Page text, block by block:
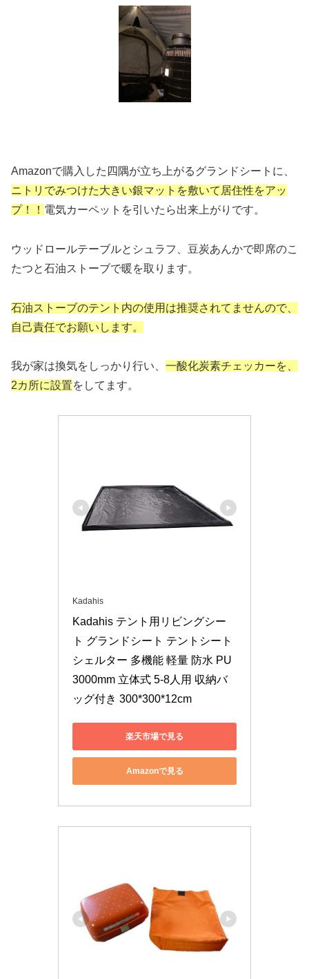
Amazonで購入した四隅が立ち上がるグランドシートに、
ニトリでみつけた大きい銀マットを敷いて居住性をアッ
プ！！ 電気カーペットを引いたら出来上がりです。
ウッドロールテーブルとシュラフ、豆炭あんかで即席のこ
たつと石油ストーブで暖を取ります。
石油ストーブのテント内の使用は推奨されてませんので、
自己責任でお願いします。
我が家は換気をしっかり行い、 一酸化炭素チェッカーを、
2カ所に設置をしてます。
Kadahis
Kadahis テント用リビングシー
ト グランドシート テントシート
シェルター 多機能 軽量 防水 PU
3000mm 立体式 5-8人用 収納バ
ッグ付き 300*300*12cm
楽天市場で見る
Amazonで見る